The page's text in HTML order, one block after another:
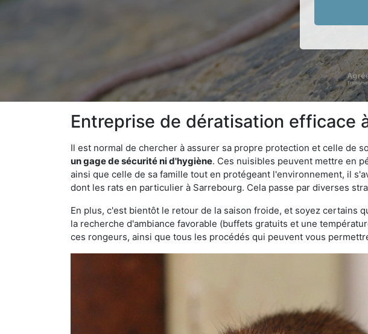
Entreprise de dératisation efficace
Il est normal de chercher à assurer sa propre protection et celle de
un gage de sécurité ni d'hygiène. Ces nuisibles peuvent mettre en
ainsi que celle de sa famille tout en protégeant l'environnement, il
dont les rats en particulier à Sarrebourg. Cela passe par diverses
En plus, c'est bientôt le retour de la saison froide, et soyez certains
la recherche d'ambiance favorable (buffets gratuits et une
ces rongeurs, ainsi que tous les procédés qui peuvent vous